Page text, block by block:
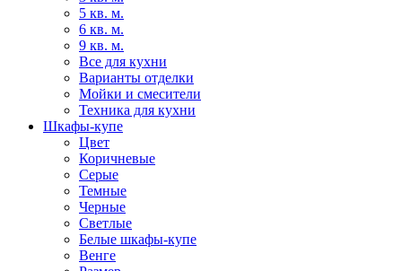
5 кв. м.
6 кв. м.
9 кв. м.
Все для кухни
Варианты отделки
Мойки и смесители
Техника для кухни
Шкафы-купе
Цвет
Коричневые
Серые
Темные
Черные
Светлые
Белые шкафы-купе
Венге